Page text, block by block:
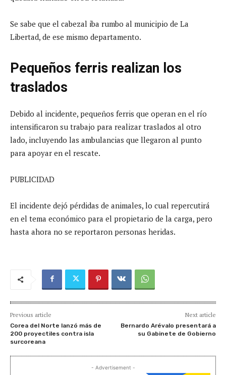
Se sabe que el cabezal iba rumbo al municipio de La
Libertad, de ese mismo departamento.
Pequeños ferris realizan los
traslados
Debido al incidente, pequeños ferris que operan en el río
intensificaron su trabajo para realizar traslados al otro
lado, incluyendo las ambulancias que llegaron al punto
para apoyar en el rescate.
PUBLICIDAD
El incidente dejó pérdidas de animales, lo cual repercutirá
en el tema económico para el propietario de la carga, pero
hasta ahora no se reportaron personas heridas.
Previous article
Corea del Norte lanzó más de
200 proyectiles contra isla
surcoreana
Next article
Bernardo Arévalo presentará a
su Gabinete de Gobierno
- Advertisement -